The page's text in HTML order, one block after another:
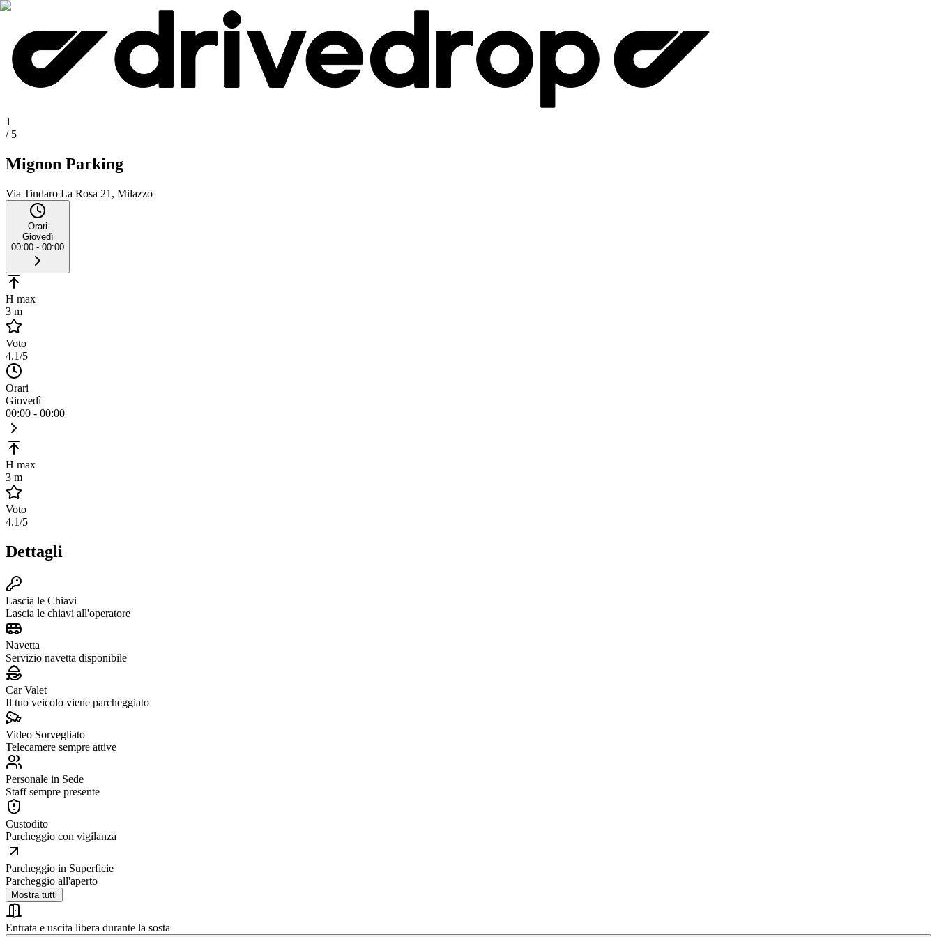
1
/ 5
Mignon Parking
Via Tindaro La Rosa 21, Milazzo
Orari
Giovedì
00:00 - 00:00
H max
3 m
Voto
4.1/5
Orari
Giovedì
00:00 - 00:00
H max
3 m
Voto
4.1/5
Dettagli
Lascia le Chiavi
Lascia le chiavi all'operatore
Navetta
Servizio navetta disponibile
Car Valet
Il tuo veicolo viene parcheggiato
Video Sorvegliato
Telecamere sempre attive
Personale in Sede
Staff sempre presente
Custodito
Parcheggio con vigilanza
Parcheggio in Superficie
Parcheggio all'aperto
Mostra tutti
Entrata e uscita libera durante la sosta